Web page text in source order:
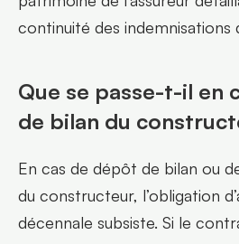
continuité des indemnisations
Que se passe-t-il en
de bilan du
En cas de dépôt de bilan ou
du constructeur, l’obligation
décennale subsiste. Si le